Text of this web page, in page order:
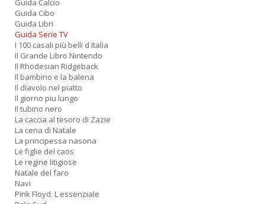
Guida Calcio
Guida Cibo
Guida Libri
Guida Serie TV
I 100 casali più belli d Italia
Il Grande Libro Nintendo
Il Rhodesian Ridgeback
Il bambino e la balena
Il diavolo nel piatto
Il giorno piu lungo
Il tubino nero
La caccia al tesoro di Zazie
La cena di Natale
La principessa nasona
Le figlie del caos
Le regine litigiose
Natale del faro
Navi
Pink Floyd. L essenziale